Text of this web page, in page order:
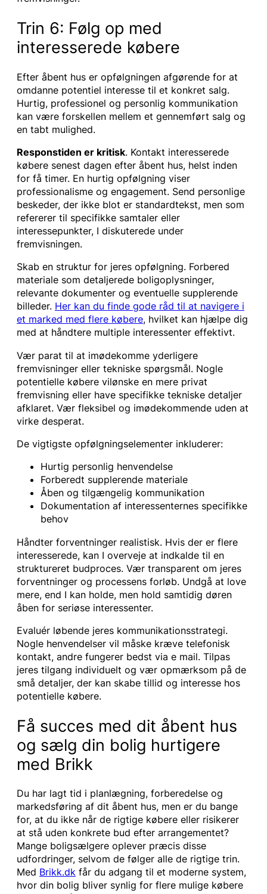
Trin 6: Følg op med
interesserede købere
Efter åbent hus er opfølgningen afgørende for at
omdanne potentiel interesse til et konkret salg.
Hurtig, professionel og personlig kommunikation
kan være forskellen mellem et gennemført salg og
en tabt mulighed.
Responstiden er kritisk. Kontakt interesserede
købere senest dagen efter åbent hus, helst inden
for få timer. En hurtig opfølgning viser
professionalisme og engagement. Send personlige
beskeder, der ikke blot er standardtekst, men som
refererer til specifikke samtaler eller
interessepunkter, I diskuterede under
fremvisningen.
Skab en struktur for jeres opfølgning. Forbered
materiale som detaljerede boligoplysninger,
relevante dokumenter og eventuelle supplerende
billeder. Her kan du finde gode råd til at navigere i
et marked med flere købere, hvilket kan hjælpe dig
med at håndtere multiple interessenter effektivt.
Vær parat til at imødekomme yderligere
fremvisninger eller tekniske spørgsmål. Nogle
potentielle købere vilønske en mere privat
fremvisning eller have specifikke tekniske detaljer
afklaret. Vær fleksibel og imødekommende uden at
virke desperat.
De vigtigste opfølgningselementer inkluderer:
Hurtig personlig henvendelse
Forberedt supplerende materiale
Åben og tilgængelig kommunikation
Dokumentation af interessenternes specifikke
behov
Håndter forventninger realistisk. Hvis der er flere
interesserede, kan I overveje at indkalde til en
struktureret budproces. Vær transparent om jeres
forventninger og processens forløb. Undgå at love
mere, end I kan holde, men hold samtidig døren
åben for seriøse interessenter.
Evaluér løbende jeres kommunikationsstrategi.
Nogle henvendelser vil måske kræve telefonisk
kontakt, andre fungerer bedst via e mail. Tilpas
jeres tilgang individuelt og vær opmærksom på de
små detaljer, der kan skabe tillid og interesse hos
potentielle købere.
Få succes med dit åbent hus
og sælg din bolig hurtigere
med Brikk
Du har lagt tid i planlægning, forberedelse og
markedsføring af dit åbent hus, men er du bange
for, at du ikke når de rigtige købere eller risikerer
at stå uden konkrete bud efter arrangementet?
Mange bolig­sælgere oplever præcis disse
udfordringer, selvom de følger alle de rigtige trin.
Med Brikk.dk får du adgang til et moderne system,
hvor din bolig bliver synlig for flere mulige købere